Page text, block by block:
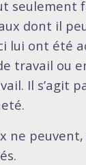
seulement
dont il
lui ont été
travail ou
Il s’agit
ne